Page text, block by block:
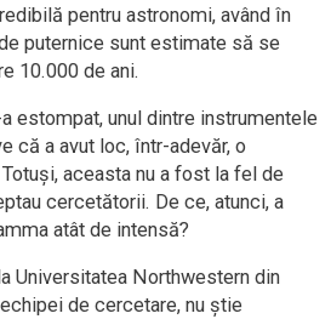
pentru astronomi, având în
puternice sunt estimate să se
10.000 de ani.
estompat, unul dintre instrumentele
că a avut loc, într-adevăr, o
aceasta nu a fost la fel de
cercetătorii. De ce, atunci, a
atât de intensă?
Universitatea Northwestern din
de cercetare, nu știe